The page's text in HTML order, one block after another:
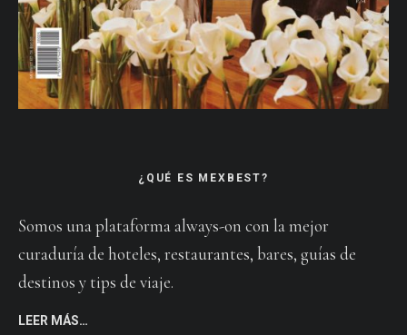
¿QUÉ ES MEXBEST?
Somos una plataforma always-on con la mejor
curaduría de hoteles, restaurantes, bares, guías de
destinos y tips de viaje.
LEER MÁS…